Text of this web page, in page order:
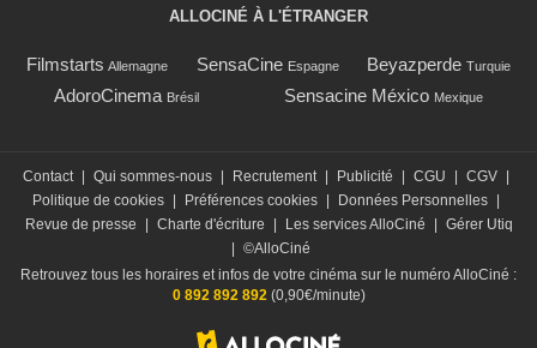
ALLOCINÉ À L'ÉTRANGER
Filmstarts Allemagne SensaCine Espagne Beyazperde Turquie
AdoroCinema Brésil Sensacine México Mexique
Contact Qui sommes-nous Recrutement Publicité CGU CGV
Politique de cookies
Préférences cookies Données Personnelles
Revue de presse
Charte d'écriture Les services AlloCiné
Gérer Utiq
©AlloCiné
Retrouvez tous les horaires et infos de votre cinéma sur le numéro AlloCiné :
0 892 892 892(0,90€/minute)